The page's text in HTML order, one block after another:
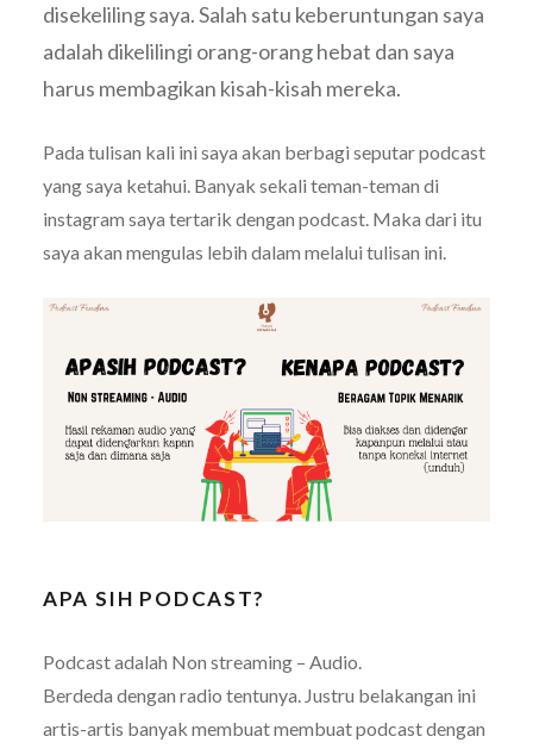
disekeliling saya. Salah satu keberuntungan saya
adalah dikelilingi orang-orang hebat dan saya
harus membagikan kisah-kisah mereka.
Pada tulisan kali ini saya akan berbagi seputar podcast
yang saya ketahui. Banyak sekali teman-teman di
instagram saya tertarik dengan podcast. Maka dari itu
saya akan mengulas lebih dalam melalui tulisan ini.
APA SIH PODCAST?
Podcast adalah Non streaming – Audio.
Berdeda dengan radio tentunya. Justru belakangan ini
artis-artis banyak membuat membuat podcast dengan